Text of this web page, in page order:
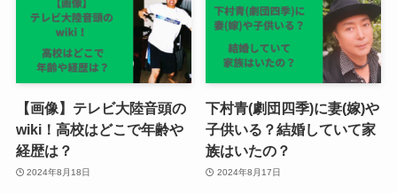
【画像】テレビ大陸音頭の
wiki！高校はどこで年齢や
経歴は？
2024年8月18日
下村青(劇団四季)に妻(嫁)や
子供いる？結婚していて家
族はいたの？
2024年8月17日